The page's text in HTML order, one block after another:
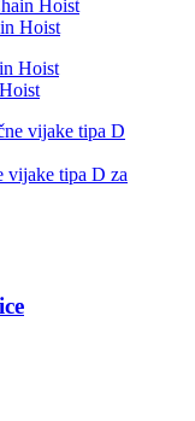
Hoist
vijake tipa D za